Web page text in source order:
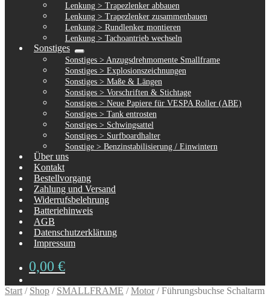
Lenkung > Trapezlenker abbauen
Lenkung > Trapezlenker zusammenbauen
Lenkung > Rundlenker montieren
Lenkung > Tachoantrieb wechseln
Sonstiges
Untermenü
ausklappen
Sonstiges > Anzugsdrehmomente Smallframe
Sonstiges > Explosionszeichnungen
Sonstiges > Maße & Längen
Sonstiges > Vorschriften & Stichtage
Sonstiges > Neue Papiere für VESPA Roller (ABE)
Sonstiges > Tank entrosten
Sonstiges > Schwingsattel
Sonstiges > Surfboardhalter
Sonstige > Benzinstabilisierung / Einwintern
Über uns
Kontakt
Bestellvorgang
Zahlung und Versand
Widerrufsbelehrung
Batteriehinweis
AGB
Datenschutzerklärung
Impressum
0,00 €
Start / Shop / SMALLFRAME /Motor/Führungsbuchse Schaltarm